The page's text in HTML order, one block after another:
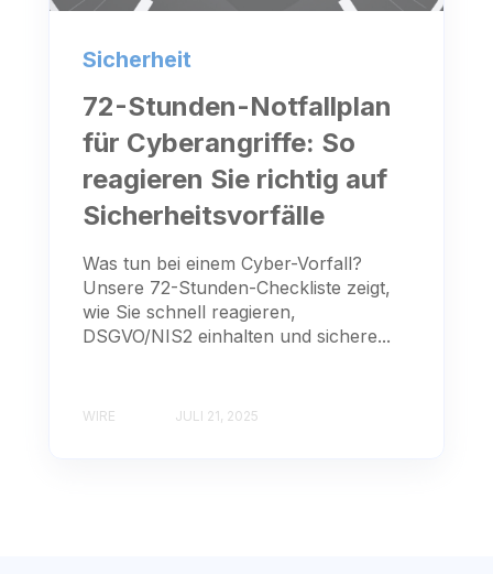
Sicherheit
72-Stunden-Notfallplan
für Cyberangriffe: So
reagieren Sie richtig auf
Sicherheitsvorfälle
Was tun bei einem Cyber-Vorfall?
Unsere 72-Stunden-Checkliste zeigt,
wie Sie schnell reagieren,
DSGVO/NIS2 einhalten und sichere...
WIRE JULI 21, 2025